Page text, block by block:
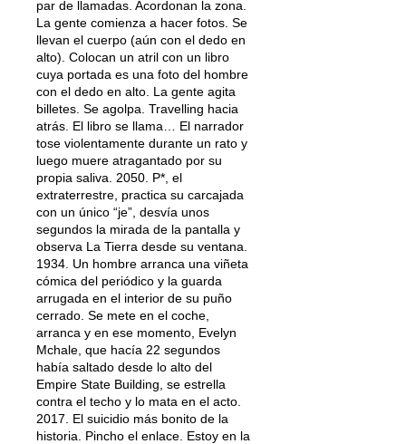
par de llamadas. Acordonan la zona.
La gente comienza a hacer fotos. Se
llevan el cuerpo (aún con el dedo en
alto). Colocan un atril con un libro
cuya portada es una foto del hombre
con el dedo en alto. La gente agita
billetes. Se agolpa. Travelling hacia
atrás. El libro se llama… El narrador
tose violentamente durante un rato y
luego muere atragantado por su
propia saliva. 2050. P*, el
extraterrestre, practica su carcajada
con un único “je”, desvía unos
segundos la mirada de la pantalla y
observa La Tierra desde su ventana.
1934. Un hombre arranca una viñeta
cómica del periódico y la guarda
arrugada en el interior de su puño
cerrado. Se mete en el coche,
arranca y en ese momento, Evelyn
Mchale, que hacía 22 segundos
había saltado desde lo alto del
Empire State Building, se estrella
contra el techo y lo mata en el acto.
2017. El suicidio más bonito de la
historia. Pincho el enlace. Estoy en la